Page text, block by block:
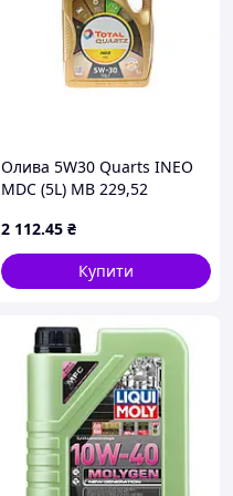
Олива 5W30 Quarts INEO
MDC (5L) MB 229,52
UA61
2 112.45 ₴
Купити